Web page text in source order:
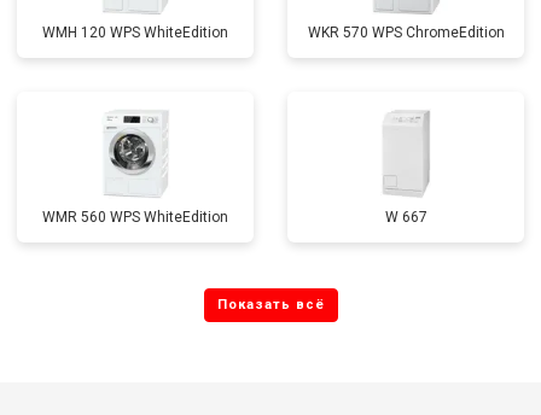
WMH 120 WPS WhiteEdition WKR 570 WPS ChromeEdition
WMR 560 WPS WhiteEdition W 667